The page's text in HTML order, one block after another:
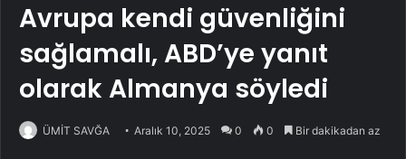
Avrupa kendi güvenliğini
sağlamalı, ABD’ye yanıt
olarak Almanya söyledi
ÜMİT SAVĞA Aralık 10, 2025 0 0 Bir dakikadan az